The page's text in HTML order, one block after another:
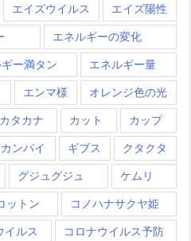
エイズウイルス エイズ陽性
エネルギーの変化
ー満タン エネルギー量
エンマ様 オレンジ色の光
カタカナ カット カップ
カンパイ ギブス クタクタ
グジュグジュ ケムリ
ットン コノハナサクヤ姫
イルス コロナウイルス予防